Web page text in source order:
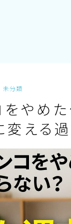
未分類
をやめ
変える